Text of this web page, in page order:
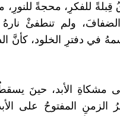
للفكرِ، محجةً للنورِ،
الضفافَ، ولم تنطفئْ
في دفترِ الخلود، كأنَّ
مشكاةِ الأبد، حينَ
المفتوحُ على